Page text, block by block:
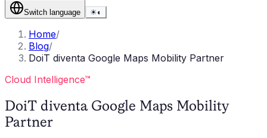
Switch language ☀◐
Home/
Blog/
DoiT diventa Google Maps Mobility Partner
Cloud Intelligence™
DoiT diventa Google Maps Mobility
Partner